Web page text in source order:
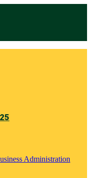
Administration